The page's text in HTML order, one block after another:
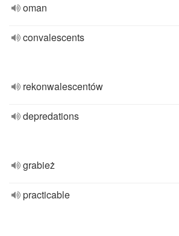
oman
convalescents
rekonwalescentów
depredations
grabież
practicable